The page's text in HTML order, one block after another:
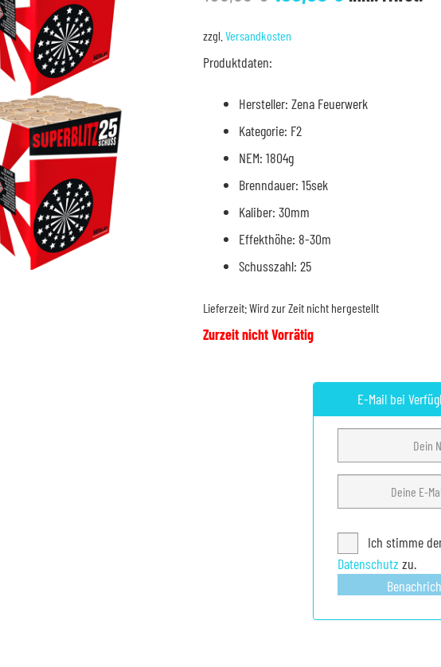
Preis
war:
159,99 €
Preis
zzgl. Versandkosten
Produktdaten:
Hersteller: Zena Feuerwerk
Kategorie: F2
NEM: 1804g
Brenndauer: 15sek
Kaliber: 30mm
Effekthöhe: 8-30m
Schusszahl: 25
Lieferzeit:Wird zur Zeit nicht hergestellt
Zurzeit nicht Vorrätig
E-Mail bei
Ich stimme
Datenschutz zu.